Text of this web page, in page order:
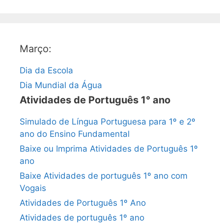
Março:
Dia da Escola
Dia Mundial da Água
Atividades de Português 1° ano
Simulado de Língua Portuguesa para 1º e 2º
ano do Ensino Fundamental
Baixe ou Imprima Atividades de Português 1º
ano
Baixe Atividades de português 1º ano com
Vogais
Atividades de Português 1º Ano
Atividades de português 1º ano